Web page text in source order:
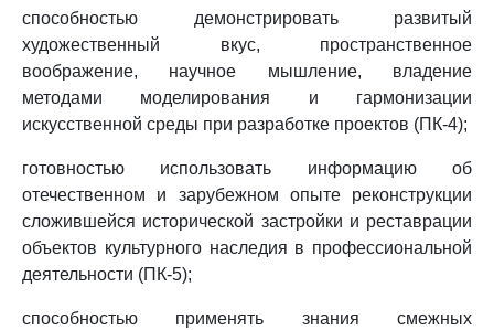
способностью демонстрировать развитый
художественный вкус, пространственное
воображение, научное мышление, владение
методами моделирования и гармонизации
искусственной среды при разработке проектов (ПК-4);
готовностью использовать информацию об
отечественном и зарубежном опыте реконструкции
сложившейся исторической застройки и реставрации
объектов культурного наследия в профессиональной
деятельности (ПК-5);
способностью применять знания смежных